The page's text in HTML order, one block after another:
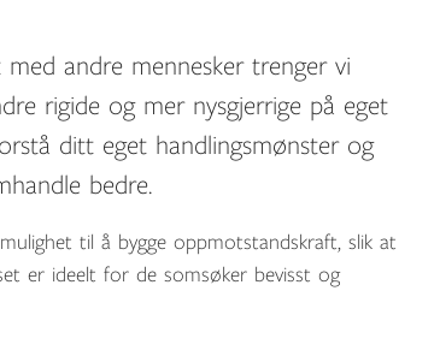
andre mennesker trenger vi
rigide og mer nysgjerrige på eget
ditt eget handlingsmønster og
bedre.
til å bygge oppmotstandskraft, slik at
er ideelt for de somsøker bevisst og